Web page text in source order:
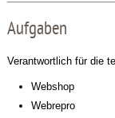
Aufgaben
Verantwortlich für die
Webshop
Webrepro